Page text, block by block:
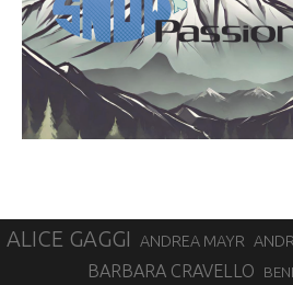
ALICE GAGGI ANDREA MAYR
BARBARA CRAVELLO